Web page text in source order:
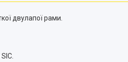
двулапої рами.